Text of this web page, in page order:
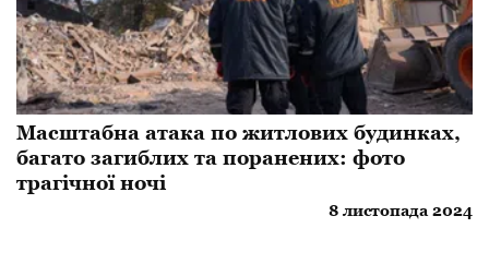
Масштабна атака по житлових будинках,
багато загиблих та поранених: фото
трагічної ночі
8 листопада 2024